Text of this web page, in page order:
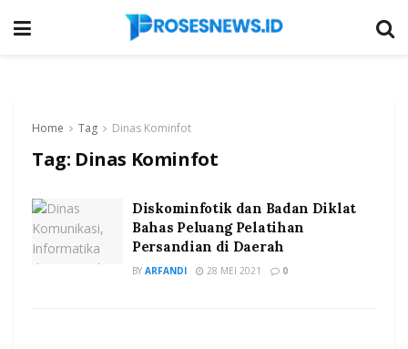
Home Tag Dinas Kominfot
Tag: Dinas Kominfot
Diskominfotik dan Badan Diklat
Bahas Peluang Pelatihan
Persandian di Daerah
BY ARFANDI 28 MEI 2021 0